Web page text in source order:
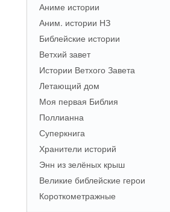
Аниме истории
Аним. истории НЗ
Библейские истории
Ветхий завет
Истории Ветхого Завета
Летающий дом
Моя первая Библия
Поллианна
Суперкнига
Хранители историй
Энн из зелёных крыш
Великие библейские герои
Короткометражные